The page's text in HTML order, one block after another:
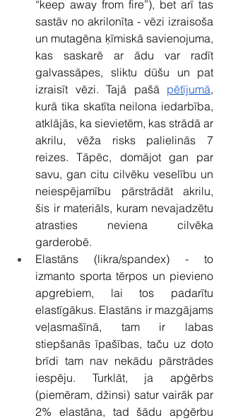
“keep away from fire”), bet arī tas
sastāv no akrilonīta - vēzi izraisoša
un mutagēna ķīmiskā savienojuma,
kas saskarē ar ādu var radīt
galvassāpes, sliktu dūšu un pat
izraisīt vēzi. Tajā pašā pētījumā,
kurā tika skatīta neilona iedarbība,
atklājās, ka sievietēm, kas strādā ar
akrilu, vēža risks palielinās 7
reizes. Tāpēc, domājot gan par
savu, gan citu cilvēku veselību un
neiespējamību pārstrādāt akrilu,
šis ir materiāls, kuram nevajadzētu
atrasties neviena cilvēka
garderobē.
Elastāns (likra/spandex) - to
izmanto sporta tērpos un pievieno
apgrebiem, lai tos padarītu
elastīgākus. Elastāns ir mazgājams
veļasmašīnā, tam ir labas
stiepšanās īpašības, taču uz doto
brīdi tam nav nekādu pārstrādes
iespēju. Turklāt, ja apģērbs
(piemēram, džinsi) satur vairāk par
2% elastāna, tad šādu apģērbu